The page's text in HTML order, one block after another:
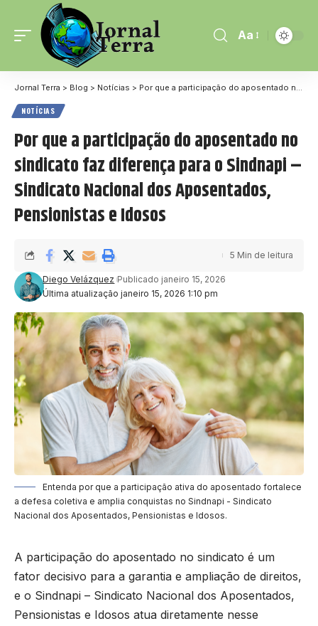
Aa
Jornal Terra > Blog > Notícias > Por que a participação do aposentado no sindicato faz diferença para o Sindnapi – Sindicato Nacional dos Aposentados, Pensionistas e Idosos
NOTÍCIAS
Por que a participação do aposentado no
sindicato faz diferença para o Sindnapi –
Sindicato Nacional dos Aposentados,
Pensionistas e Idosos
Última atualização janeiro 15, 2026 1:10 pm
Diego Velázquez Publicado janeiro 15, 2026
5 Min de leitura
Entenda por que a participação ativa do aposentado fortalece
a defesa coletiva e amplia conquistas no Sindnapi - Sindicato
Nacional dos Aposentados, Pensionistas e Idosos.
A participação do aposentado no sindicato é um
fator decisivo para a garantia e ampliação de direitos,
e o Sindnapi – Sindicato Nacional dos Aposentados,
Pensionistas e Idosos atua diretamente nesse